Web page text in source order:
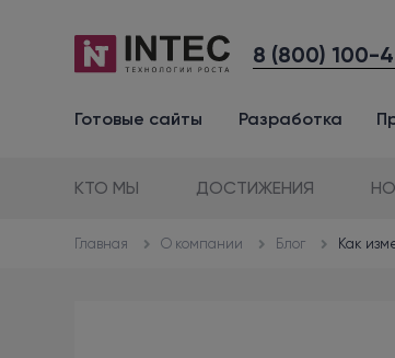
8 (800) 100-
Готовые сайты Разработка
КТО МЫ ДОСТИЖЕНИЯ
Главная О компании Блог Как